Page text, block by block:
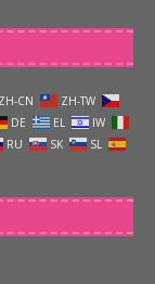
ZH-CN
ZH-TW
DE EL
IW
RU SK
SL